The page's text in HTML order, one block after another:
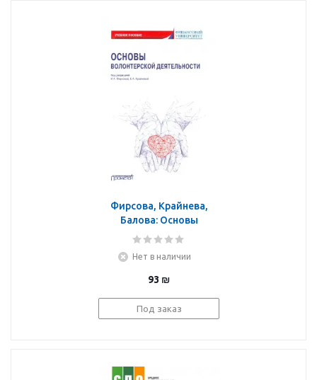
Фирсова, Крайнева,
Балова: Основы
волонтерской
пособие
Нет в наличии
93 ₪
Под заказ